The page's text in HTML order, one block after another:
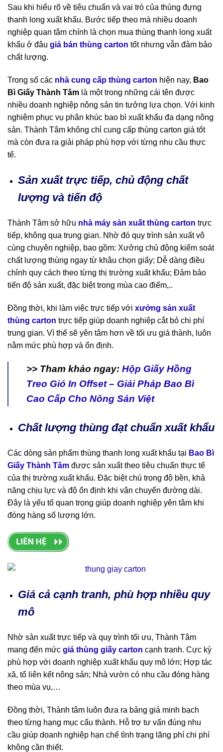
Sau khi hiểu rõ về tiêu chuẩn và vai trò của thùng đựng
thanh long xuất khẩu. Bước tiếp theo mà nhiều doanh
nghiệp quan tâm chính là chọn mua thùng thanh long xuất
khẩu ở đâu giá bán thùng carton tốt nhưng vẫn đảm bảo
chất lượng.
Trong số các nhà cung cấp thùng carton hiện nay, Bao
Bì Giấy Thành Tâm là một trong những cái tên được
nhiều doanh nghiệp nông sản tin tưởng lựa chọn. Với kinh
nghiệm phục vụ phân khúc bao bì xuất khẩu đa dạng nông
sản. Thành Tâm không chỉ cung cấp thùng carton giá tốt
mà còn đưa ra giải pháp phù hợp với từng nhu cầu thực
tế.
Sản xuất trực tiếp, chủ động chất
lượng và tiến độ
Thành Tâm sở hữu nhà máy sản xuất thùng carton trực
tiếp, không qua trung gian. Nhờ đó quy trình sản xuất vô
cùng chuyên nghiệp, bao gồm: Xưởng chủ động kiểm soát
chất lượng thùng ngay từ khâu chọn giấy; Dễ dàng điều
chỉnh quy cách theo từng thị trường xuất khẩu; Đảm bảo
tiến độ sản xuất, đặc biệt trong mùa cao điểm,..
Đồng thời, khi làm việc trực tiếp với xưởng sản xuất
thùng carton trực tiếp giúp doanh nghiệp cắt bỏ chi phí
trung gian. Vì thế sẽ yên tâm hơn về tối ưu giá thành, luôn
nằm mức phù hợp và ổn định.
>> Tham khảo ngay: Hộp Giấy Hồng
Treo Gió In Offset – Giải Pháp Bao Bì
Cao Cấp Cho Nông Sản Việt
Chất lượng thùng đạt chuẩn xuất khẩu
Các dòng sản phẩm thùng thanh long xuất khẩu tại Bao Bì
Giấy Thành Tâm được sản xuất theo tiêu chuẩn thực tế
của thị trường xuất khẩu. Đặc biệt chú trọng độ bền, khả
năng chịu lực và độ ổn định khi vận chuyển đường dài.
Đây là yếu tố quan trọng giúp doanh nghiệp yên tâm khi
đóng hàng số lượng lớn.
Giá cả cạnh tranh, phù hợp nhiều quy
mô
Nhờ sản xuất trực tiếp và quy trình tối ưu, Thành Tâm
mang đến mức giá thùng giấy carton cạnh tranh. Cực kỳ
phù hợp với doanh nghiệp xuất khẩu quy mô lớn; Hợp tác
xã, tổ liên kết nông sản; Nhà vườn có nhu cầu đóng hàng
theo mùa vụ,…
Đồng thời, Thành tâm luôn đưa ra bảng giá minh bạch
theo từng hạng mục cấu thành. Hỗ trợ tư vấn đúng nhu
cầu giúp doanh nghiệp hạn chế tình trạng lãng phí chi phí
không cần thiết.